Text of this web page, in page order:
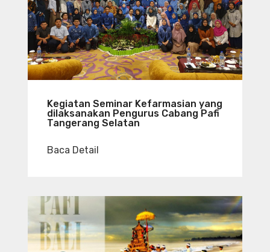
Kegiatan Seminar Kefarmasian yang
dilaksanakan Pengurus Cabang Pafi
Tangerang Selatan
Baca Detail